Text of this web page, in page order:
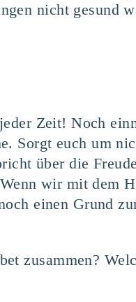
nicht gesund
Zeit! Noch
Sorgt euch um
über die
wir mit dem
einen Grund
zusammen?